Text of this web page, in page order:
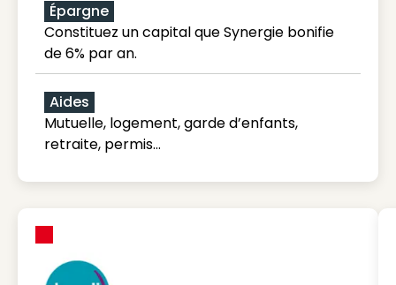
Épargne
Constituez un capital que Synergie bonifie
de 6% par an.
Aides
Mutuelle, logement, garde d’enfants,
retraite, permis…